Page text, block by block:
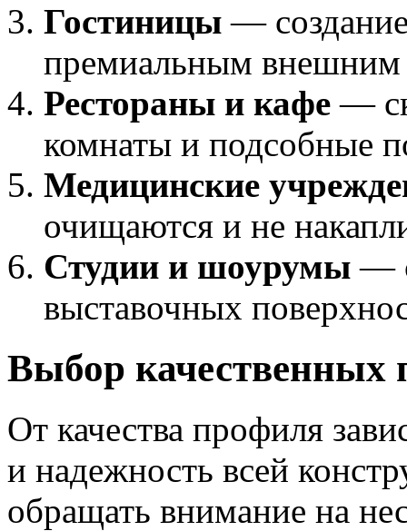
Гостиницы —
премиальным
Рестораны и кафе —
комнаты и подсобные
Медицинские
очищаются и не
Студии и шоурумы —
выставочных
Выбор качественных
От качества профиля
и надежность всей
обращать внимание на